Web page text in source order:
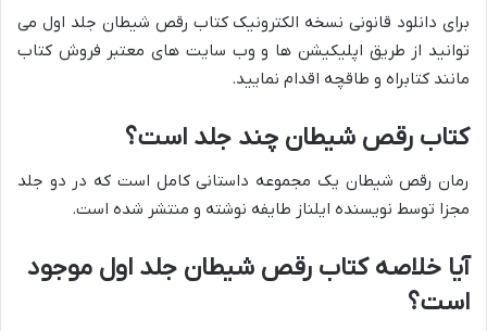
برای دانلود قانونی نسخه الکترونیک کتاب رقص شیطان جلد اول می
توانید از طریق اپلیکیشن ها و وب سایت های معتبر فروش کتاب
مانند کتابراه و طاقچه اقدام نمایید.
کتاب رقص شیطان چند جلد است؟
رمان رقص شیطان یک مجموعه داستانی کامل است که در دو جلد
مجزا توسط نویسنده ایلناز طایفه نوشته و منتشر شده است.
آیا خلاصه کتاب رقص شیطان جلد اول موجود
است؟